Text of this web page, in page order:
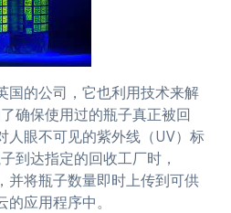
国的公司，它也利用技术来解
确保使用过的瓶子真正被回
眼不可见的紫外线（UV）标
到达指定的回收工厂时，
并将瓶子数量即时上传到可供
应用程序中。